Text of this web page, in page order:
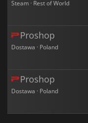
Steam · Rest of World
Proshop
Dostawa · Poland
Proshop
Dostawa · Poland